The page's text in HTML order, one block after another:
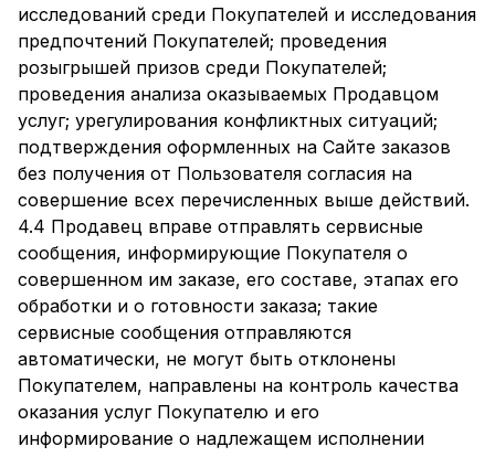
исследований среди Покупателей и исследования
предпочтений Покупателей; проведения
розыгрышей призов среди Покупателей;
проведения анализа оказываемых Продавцом
услуг; урегулирования конфликтных ситуаций;
подтверждения оформленных на Сайте заказов
без получения от Пользователя согласия на
совершение всех перечисленных выше действий.
4.4 Продавец вправе отправлять сервисные
сообщения, информирующие Покупателя о
совершенном им заказе, его составе, этапах его
обработки и о готовности заказа; такие
сервисные сообщения отправляются
автоматически, не могут быть отклонены
Покупателем, направлены на контроль качества
оказания услуг Покупателю и его
информирование о надлежащем исполнении